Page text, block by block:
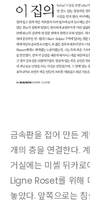
금속판을 접어 만든
개의 층을 연결한다.
거실에는 미셸 뒤카
Ligne Roset를 위해
놓았다. 앞쪽으로는